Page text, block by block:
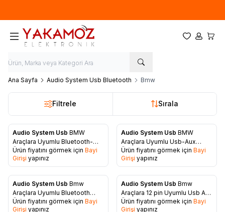
Favorilerim
Hesabım
Ana Sayfa Audio System Usb Bluetooth Bmw
Filtrele Sırala
Favorilere Ekle
Audio System Usb BMW
Araçlara Uyumlu Bluetooth-
Usb-Aux-SD Kart Aparatı
Ürün fiyatını görmek için Bayi
Girişi yapınız
Favorilere Ekle
Audio System Usb BMW
Araçlara Uyumlu Usb-Aux
Aparatı
Ürün fiyatını görmek için Bayi
Girişi yapınız
Favorilere Ekle
Audio System Usb Bmw
Araçlara Uyumlu Bluetooth
Aparatı
Ürün fiyatını görmek için Bayi
Girişi yapınız
Favorilere Ekle
Audio System Usb Bmw
Araçlara 12 pin Uyumlu Usb Aux
Aparatı
Ürün fiyatını görmek için Bayi
Girişi yapınız